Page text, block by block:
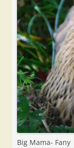
Big Mama- Fany